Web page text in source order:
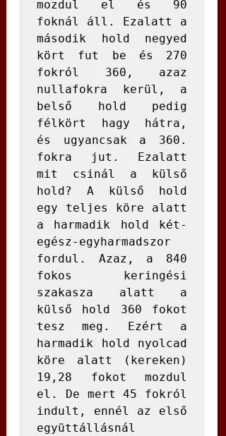
mozdul el és 90
foknál áll. Ezalatt a
második hold negyed
kört fut be és 270
fokról 360, azaz
nullafokra kerül, a
belső hold pedig
félkört hagy hátra,
és ugyancsak a 360.
fokra jut. Ezalatt
mit csinál a külső
hold? A külső hold
egy teljes köre alatt
a harmadik hold két-
egész-egyharmadszor
fordul. Azaz, a 840
fokos keringési
szakasza alatt a
külső hold 360 fokot
tesz meg. Ezért a
harmadik hold nyolcad
köre alatt (kereken)
19,28 fokot mozdul
el. De mert 45 fokról
indult, ennél az első
együttállásnál